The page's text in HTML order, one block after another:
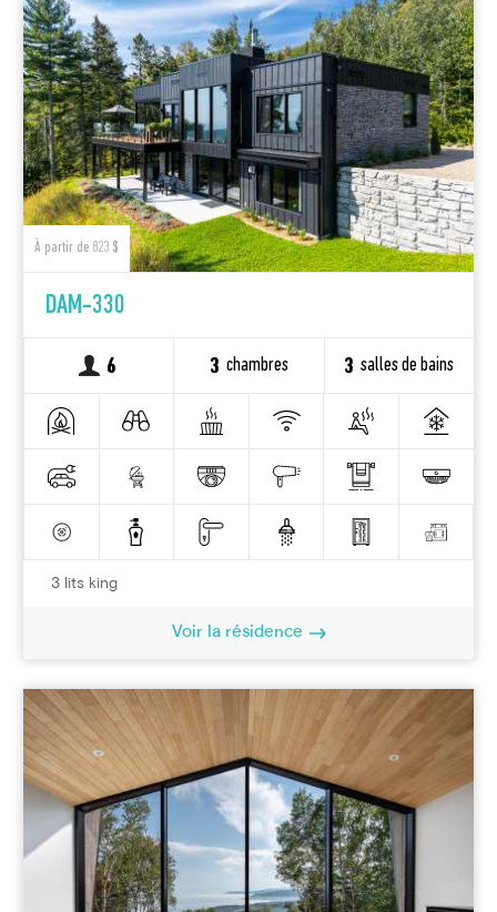
À partir de 823 $
DAM-330
6 3 chambres 3 salles de bains
3 lits king
Voir la résidence